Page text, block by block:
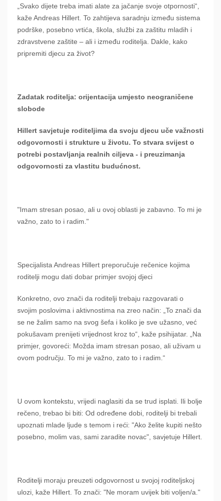
„Svako dijete treba imati alate za jačanje svoje otpornosti“,
kaže Andreas Hillert. To zahtijeva saradnju između sistema
podrške, posebno vrtića, škola, službi za zaštitu mladih i
zdravstvene zaštite – ali i između roditelja. Dakle, kako
pripremiti djecu za život?
Zadatak roditelja: orijentacija umjesto neograničene
slobode
Hillert savjetuje roditeljima da svoju djecu uče važnosti
odgovornosti i strukture u životu. To stvara svijest o
potrebi postavljanja realnih ciljeva - i preuzimanja
odgovornosti za vlastitu budućnost.
"Imam stresan posao, ali u ovoj oblasti je zabavno. To mi je
važno, zato to i radim."
Specijalista Andreas Hillert preporučuje rečenice kojima
roditelji mogu dati dobar primjer svojoj djeci
Konkretno, ovo znači da roditelji trebaju razgovarati o
svojim poslovima i aktivnostima na zreo način: „To znači da
se ne žalim samo na svog šefa i koliko je sve užasno, već
pokušavam prenijeti vrijednost kroz to“, kaže psihijatar. „Na
primjer, govoreći: Možda imam stresan posao, ali uživam u
ovom području. To mi je važno, zato to i radim.“
U ovom kontekstu, vrijedi naglasiti da se trud isplati. Ili bolje
rečeno, trebao bi biti: Od određene dobi, roditelji bi trebali
upoznati mlade ljude s temom i reći: "Ako želite kupiti nešto
posebno, molim vas, sami zaradite novac", savjetuje Hillert.
Roditelji moraju preuzeti odgovornost u svojoj roditeljskoj
ulozi, kaže Hillert. To znači: "Ne moram uvijek biti voljen/a."